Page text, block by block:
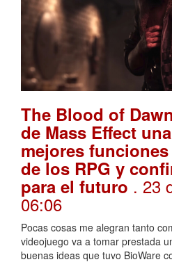
The Blood of
de Mass Effect
mejores
de los RPG y
para el futuro . 23
06:06
Pocas cosas me alegran tanto
videojuego va a tomar prestada
buenas ideas que tuvo BioWare